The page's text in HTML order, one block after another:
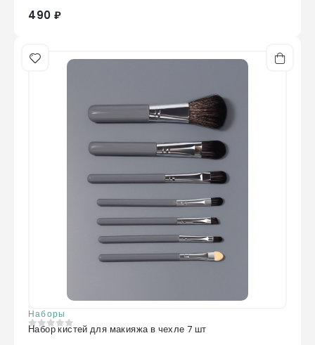
490 ₽
Наборы
0из 5
Набор кистей для макияжа в чехле 7 шт